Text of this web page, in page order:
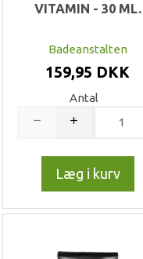
VITAMIN - 30 ML.
Badeanstalten
159,95 DKK
Antal
Læg i kurv